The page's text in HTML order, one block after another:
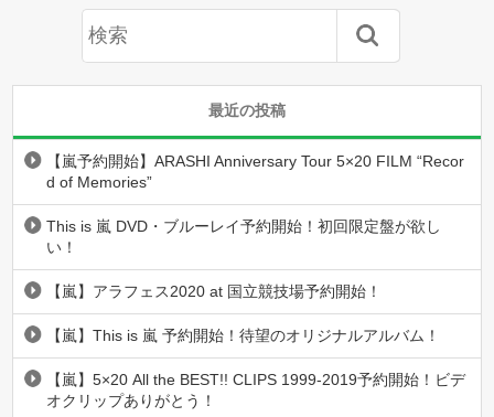
最近の投稿
【嵐予約開始】ARASHI Anniversary Tour 5×20 FILM “Recor
d of Memories”
This is 嵐 DVD・ブルーレイ予約開始！初回限定盤が欲し
い！
【嵐】アラフェス2020 at 国立競技場予約開始！
【嵐】This is 嵐 予約開始！待望のオリジナルアルバム！
【嵐】5×20 All the BEST!! CLIPS 1999-2019予約開始！ビデ
オクリップありがとう！